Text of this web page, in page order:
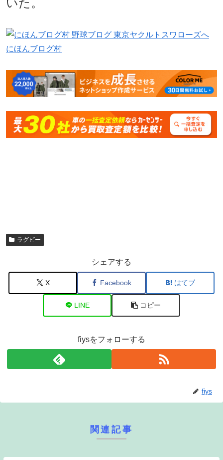
にほんブログ村
ラグビー
シェアする
X Facebook はてブ
LINE コピー
fiysをフォローする
fiys
関連記事